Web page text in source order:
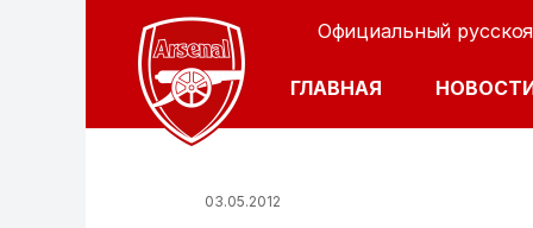
Официальный
ОСНОВНАЯ
ГЛАВНАЯ
03.05.2012